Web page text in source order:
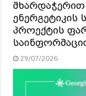
მხარდაჭერით
ენერგეტიკის
პროექტის
29/07/2026